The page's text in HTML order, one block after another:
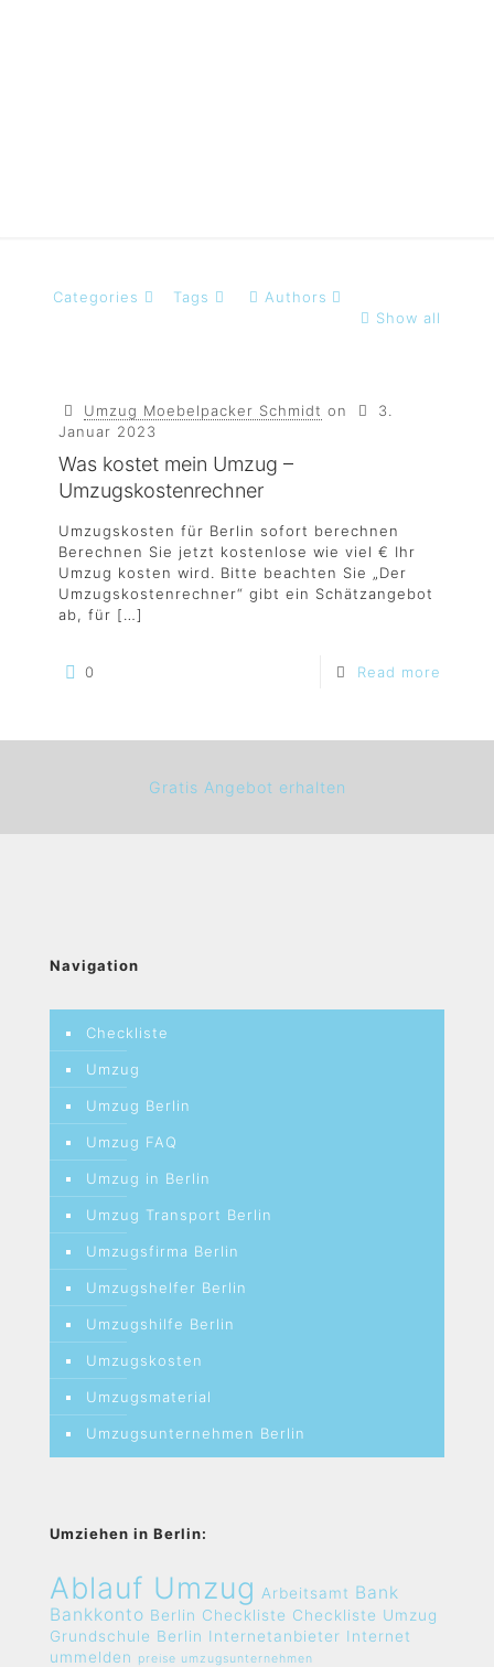
Categories Tags
Authors
Show all
Umzug Moebelpacker Schmidt on
3.
Januar 2023
Was kostet mein Umzug –
Umzugskostenrechner
Umzugskosten für Berlin sofort berechnen
Berechnen Sie jetzt kostenlose wie viel € Ihr
Umzug kosten wird. Bitte beachten Sie „Der
Umzugskostenrechner“ gibt ein Schätzangebot
ab, für […]
0 Read more
Gratis Angebot erhalten
Navigation
Checkliste
Umzug
Umzug Berlin
Umzug FAQ
Umzug in Berlin
Umzug Transport Berlin
Umzugsfirma Berlin
Umzugshelfer Berlin
Umzugshilfe Berlin
Umzugskosten
Umzugsmaterial
Umzugsunternehmen Berlin
Umziehen in Berlin:
Ablauf Umzug Arbeitsamt Bank
Bankkonto Berlin Checkliste Checkliste Umzug
Grundschule Berlin Internetanbieter Internet
ummelden
preise umzugsunternehmen